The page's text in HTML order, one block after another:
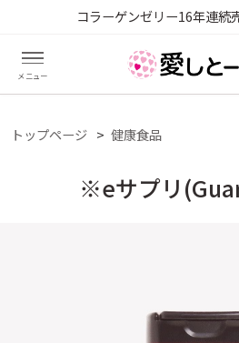
コラーゲンゼリー16年連続
トップページ 健康食品
※eサプリ